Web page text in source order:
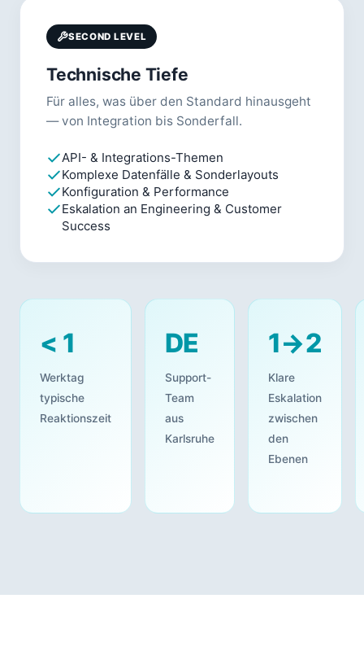
SECOND LEVEL
Technische Tiefe
Für alles, was über den Standard hinausgeht
— von Integration bis Sonderfall.
API- & Integrations-Themen
Komplexe Datenfälle & Sonderlayouts
Konfiguration & Performance
Eskalation an Engineering & Customer
Success
< 1
Werktag
typische
Reaktionszeit
DE
Support-
Team
aus
Karlsruhe
1→2
Klare
Eskalation
zwischen
den
Ebenen